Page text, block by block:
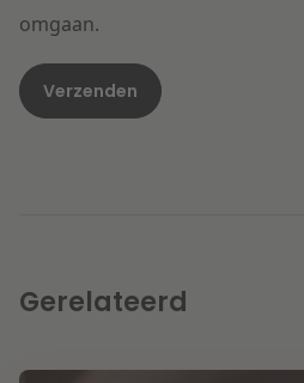
omgaan.
Gerelateerd